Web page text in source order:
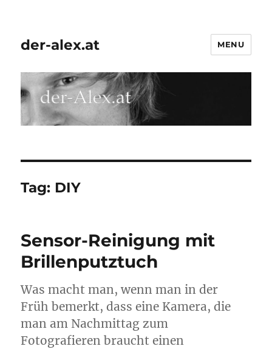
der-alex.at MENU
Tag: DIY
Sensor-Reinigung mit
Brillenputztuch
Was macht man, wenn man in der
Früh bemerkt, dass eine Kamera, die
man am Nachmittag zum
Fotografieren braucht einen